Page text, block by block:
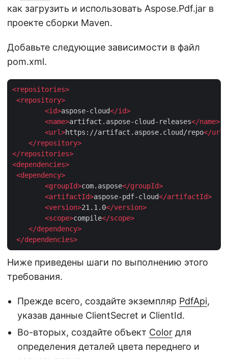
как загрузить и использовать Aspose.Pdf.jar в
проекте сборки Maven.
Добавьте следующие зависимости в файл
pom.xml.
<repositories>
<repository>
<id>aspose-cloud</id>
<name>artifact.aspose-cloud-releases</name>
<url>https://artifact.aspose.cloud/repo</url
</repository>
</repositories>
<dependencies>
<dependency>
<groupId>com.aspose</groupId>
<artifactId>aspose-pdf-cloud</artifactId>
<version>21.1.0</version>
<scope>compile</scope>
</dependency>
</dependencies>
Ниже приведены шаги по выполнению этого
требования.
Прежде всего, создайте экземпляр PdfApi,
указав данные ClientSecret и ClientId.
Во-вторых, создайте объект Color для
определения деталей цвета переднего и